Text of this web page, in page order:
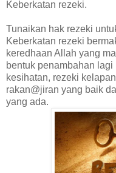
Keberkatan rezeki.
Tunaikan hak rezeki
Keberkatan rezeki
keredhaan Allah yang
bentuk penambahan
kesihatan, rezeki
rakan@jiran yang baik
yang ada.